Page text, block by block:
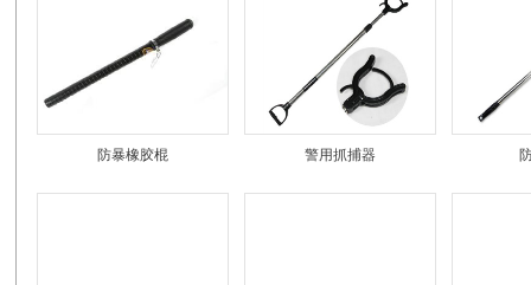
防暴橡胶棍 警用抓捕器